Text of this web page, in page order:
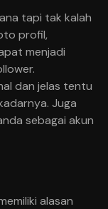
tapi tak kalah
profil,
menjadi
dan jelas tentu
Juga
sebagai akun
alasan